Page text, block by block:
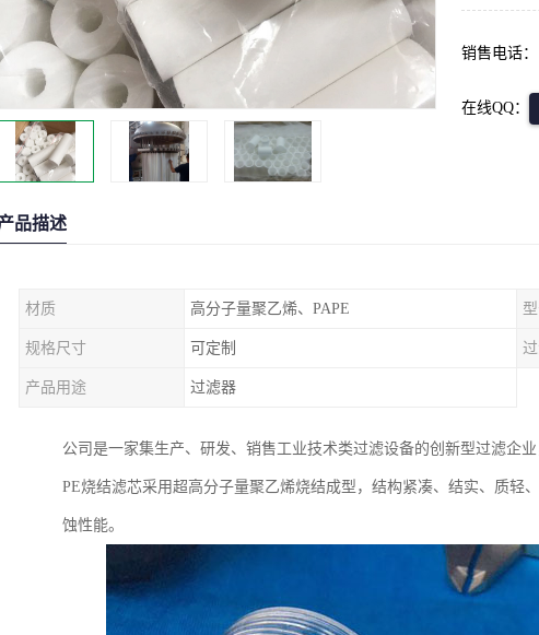
销售电话：
在线QQ：
品描述
材质 高分子量聚乙烯、PAPE
规格尺寸 可定制
产品用途 过滤器
公司是一家集生产、研发、销售工业技术类过滤设备的创新型过滤企
PE烧结滤芯采用超高分子量聚乙烯烧结成型，结构紧凑、结实、质轻
蚀性能。